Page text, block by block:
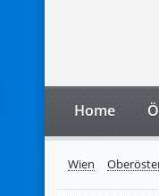
Home
Wien